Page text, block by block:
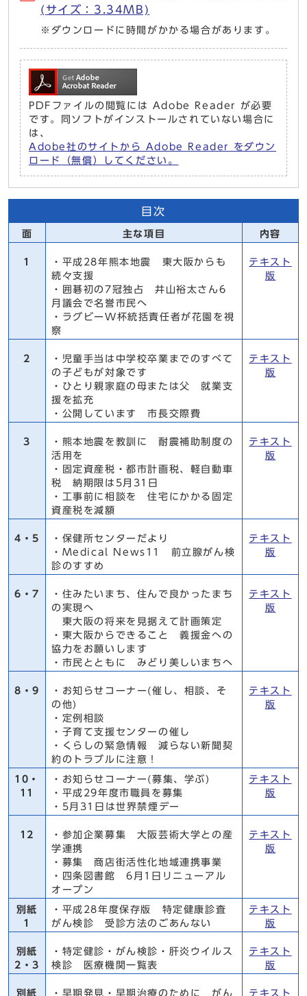
(サイズ：3.34MB)
※ダウンロードに時間がかかる場合があります。
PDFファイルの閲覧には Adobe Reader が必要
です。同ソフトがインストールされていない場合に
は、
Adobe社のサイトから Adobe Reader をダウン
ロード（無償）してください。
目次
面 主な項目 内容
1
・平成28年熊本地震 東大阪からも
続々支援
・囲碁初の7冠独占 井山裕太さん6
月議会で名誉市民へ
・ラグビーW杯統括責任者が花園を視
察
テキスト
版
2
・児童手当は中学校卒業までのすべて
の子どもが対象です
・ひとり親家庭の母または父 就業支
援を拡充
・公開しています 市長交際費
テキスト
版
3
・熊本地震を教訓に 耐震補助制度の
活用を
・固定資産税・都市計画税、軽自動車
税 納期限は5月31日
・工事前に相談を 住宅にかかる固定
資産税を減額
テキスト
版
4・5
・保健所センターだより
・Medical News11 前立腺がん検
診のすすめ
テキスト
版
6・7
・住みたいまち、住んで良かったまち
の実現へ
東大阪の将来を見据えて計画策定
・東大阪からできること 義援金への
協力をお願いします
・市民とともに みどり美しいまちへ
テキスト
版
8・9
・お知らせコーナー(催し、相談、そ
の他)
・定例相談
・子育て支援センターの催し
・くらしの緊急情報 減らない新聞契
約のトラブルに注意！
テキスト
版
10・
11
・お知らせコーナー(募集、学ぶ)
・平成29年度市職員を募集
・5月31日は世界禁煙デー
テキスト
版
12
・参加企業募集 大阪芸術大学との産
学連携
・募集 商店街活性化地域連携事業
・四条図書館 6月1日リニューアル
オープン
テキスト
版
別紙
1
・平成28年度保存版 特定健康診査
がん検診 受診方法のごあんない
テキスト
版
別紙
2・3
・特定健診・がん検診・肝炎ウイルス
検診 医療機関一覧表
テキスト
版
別紙 ・早期発見・早期治療のために がん テキスト